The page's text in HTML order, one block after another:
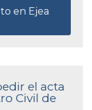
en Ejea
el acta
Civil de